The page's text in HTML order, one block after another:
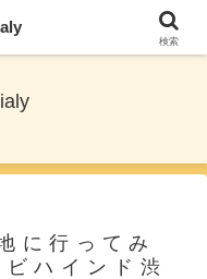
に行ってみ
ハインド渋
検索